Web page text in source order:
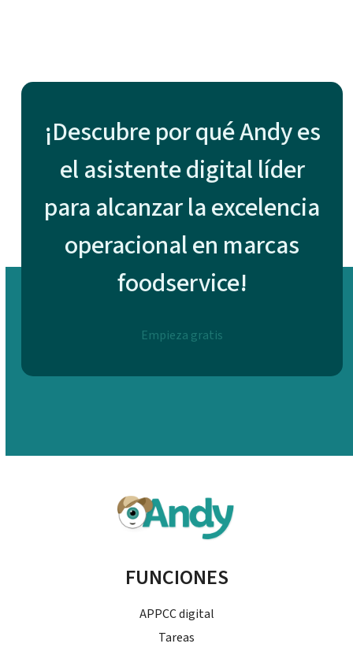
¡Descubre por qué Andy es
el asistente digital líder
para alcanzar la excelencia
operacional en marcas
foodservice!
Empieza gratis
FUNCIONES
APPCC digital
Tareas